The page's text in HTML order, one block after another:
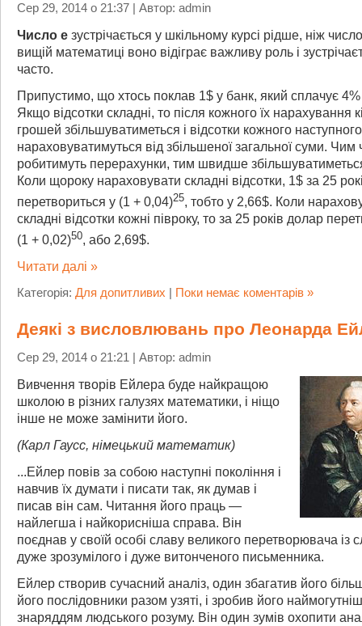
Сер 29, 2014 о 21:37 | Автор: admin
Число е зустрічається у шкільному курсі рідше, ніж
вищій математиці воно відіграє важливу роль і
часто.
Припустимо, що хтось поклав 1$ у банк, який сплачує 4%
Якщо відсотки складні, то після кожного їх нарахування
грошей збільшуватиметься і відсотки кожного
нараховуватимуться від збільшеної загальної суми. Чим
робитимуть перерахунки, тим швидше
Коли щороку нараховувати складні відсотки, 1$ за 25
перетвориться у (1 + 0,04)25, тобто у 2,66$. Коли
складні відсотки кожні півроку, то за 25 років долар
(1 + 0,02)50, або 2,69$.
Читати далі »
Категорія: Для допитливих Поки немає коментарів »
Деякі з висловлювань про Леонарда
Сер 29, 2014 о 21:21 | Автор: admin
Вивчення творів Ейлера буде найкращою
школою в різних галузях математики, і ніщо
інше не може замінити його.
(Карл Гаусс, німецький математик)
...Ейлер повів за собою наступні покоління і
навчив їх думати і писати так, як думав і
писав він сам. Читання його праць —
найлегша і найкорисніша справа. Він
поєднав у своїй особі славу великого перетворювача із
дуже зрозумілого і дуже витонченого письменника.
Ейлер створив сучасний аналіз, один збагатив його
його послідовники разом узяті, і зробив його
знаряддям людського розуму. Він один зумів охопити